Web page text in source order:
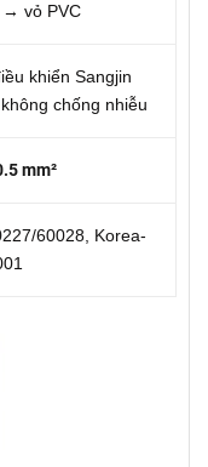
→ vỏ PVC
khiển Sangjin
chống nhiễu
mm²
60028, Korea-